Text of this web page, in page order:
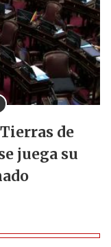
de
juega su